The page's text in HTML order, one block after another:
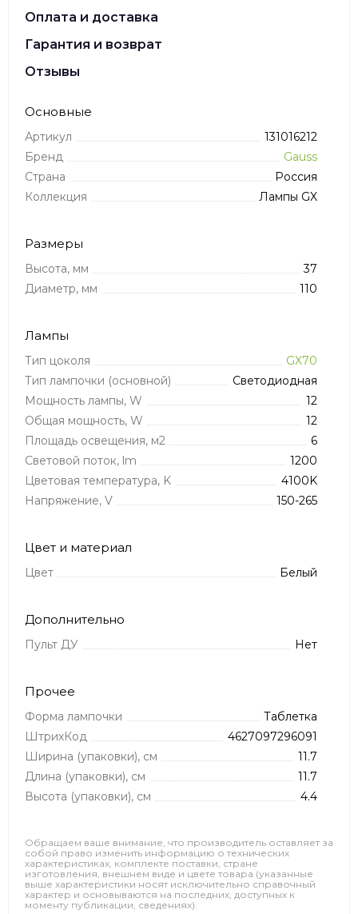
Оплата и доставка
Гарантия и возврат
Отзывы
Основные
Артикул
131016212
Бренд
Gauss
Страна
Россия
Коллекция
Лампы GX
Размеры
Высота, мм
37
Диаметр, мм
110
Лампы
Тип цоколя
GX70
Тип лампочки (основной)
Светодиодная
Мощность лампы, W
12
Общая мощность, W
12
Площадь освещения, м2
6
Световой поток, lm
1200
Цветовая температура, K
4100K
Напряжение, V
150-265
Цвет и материал
Цвет Белый
Дополнительно
Пульт ДУ Нет
Прочее
Форма лампочки
Таблетка
ШтрихКод
4627097296091
Ширина (упаковки), см
11.7
Длина (упаковки), см
11.7
Высота (упаковки), см
4.4
Обращаем ваше внимание, что производитель оставляет за
собой право изменить информацию о технических
характеристиках, комплекте поставки, стране
изготовления, внешнем виде и цвете товара (указанные
выше характеристики носят исключительно справочный
характер и основываются на последних, доступных к
моменту публикации, сведениях).